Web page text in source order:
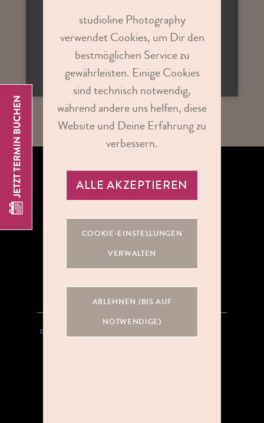
ZUR STUDIOSUCHE
studioline Photography
verwendet Cookies, um Dir den
bestmöglichen Service zu
gewährleisten. Einige Cookies
sind technisch notwendig,
während andere uns helfen, diese
Website und Deine Erfahrung zu
verbessern.
ALLE AKZEPTIEREN
COOKIE-EINSTELLUNGEN
VERWALTEN
ABLEHNEN (BIS AUF
NOTWENDIGE)
ÜBER UNS
DATENSCHUTZ